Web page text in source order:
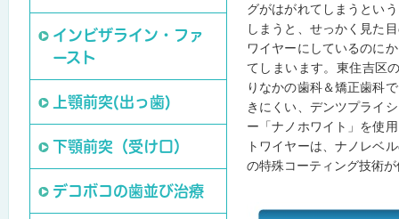
インビザライン・ファ
ースト
上顎前突(出っ歯)
下顎前突（受け口）
デコボコの歯並び治療
グがはがれてしまうとい
しまうと、せっかく見た
ワイヤーにしているのに
てしまいます。東住吉区
りなかの歯科＆矯正歯科
きにくい、デンツプライ
ー「ナノホワイト」を使
トワイヤーは、ナノレベ
の特殊コーティング技術